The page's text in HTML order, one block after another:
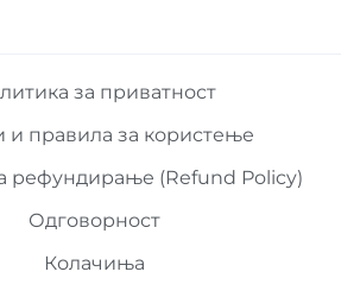
за приватност
и правила за користење
рефундирање (Refund Policy)
Одговорност
Колачиња